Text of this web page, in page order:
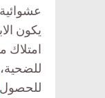
يكون
امتلاك
للحصول